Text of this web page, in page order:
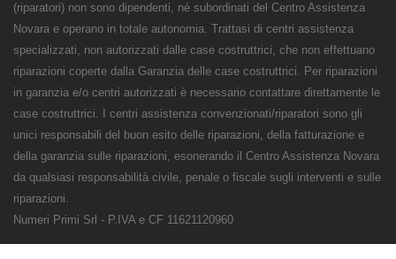
(riparatori) non sono dipendenti, né subordinati del Centro Assistenza
Novara e operano in totale autonomia. Trattasi di centri assistenza
specializzati, non autorizzati dalle case costruttrici, che non effettuano
riparazioni coperte dalla Garanzia delle case costruttrici. Per riparazioni
in garanzia e/o centri autorizzati è necessario contattare direttamente le
case costruttrici. I centri assistenza convenzionati/riparatori sono gli
unici responsabili del buon esito delle riparazioni, della fatturazione e
della garanzia sulle riparazioni, esonerando il Centro Assistenza Novara
da qualsiasi responsabilità civile, penale o fiscale sugli interventi e sulle
riparazioni.
Numeri Primi Srl - P.IVA e CF 11621120960